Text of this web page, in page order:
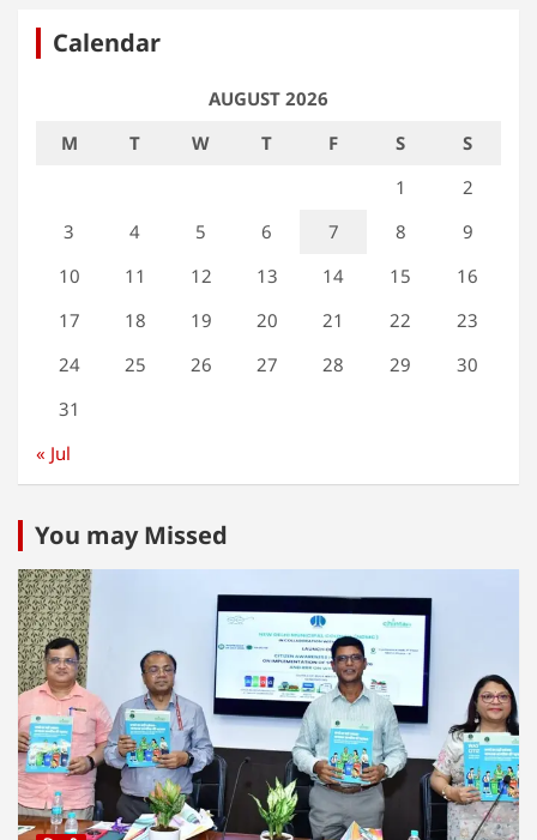
Calendar
AUGUST 2026
M
T W T F S
S
1
2
3
4 5 6 7 8
9
10
11 12 13 14 15
16
17
18 19 20 21 22
23
24
25 26 27 28 29
30
31
« Jul
You may Missed